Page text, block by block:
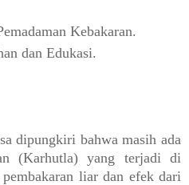
Kebakaran.
dan Edukasi.
dipungkiri bahwa masih ada
(Karhutla) yang terjadi di
liar dan efek dari